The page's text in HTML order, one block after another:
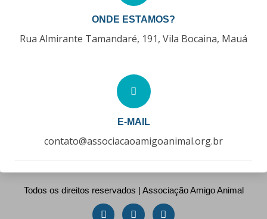
ONDE ESTAMOS?
Rua Almirante Tamandaré, 191, Vila Bocaina, Mauá
E-MAIL
contato@associacaoamigoanimal.org.br
Todos os direitos reservados | Associação Amigo Animal